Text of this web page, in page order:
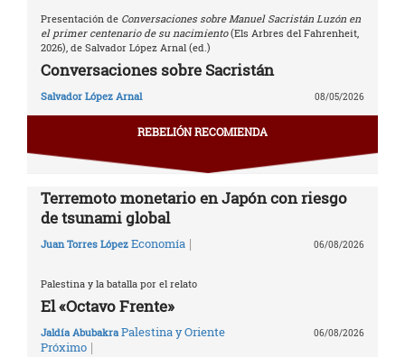
Presentación de Conversaciones sobre Manuel Sacristán Luzón en
el primer centenario de su nacimiento(Els Arbres del Fahrenheit,
2026), de Salvador López Arnal (ed.)
Conversaciones sobre Sacristán
Salvador López Arnal 08/05/2026
REBELIÓN RECOMIENDA
Terremoto monetario en Japón con riesgo
de tsunami global
Juan Torres López Economía | 06/08/2026
Palestina y la batalla por el relato
El «Octavo Frente»
Jaldía Abubakra Palestina y Oriente
Próximo |
06/08/2026